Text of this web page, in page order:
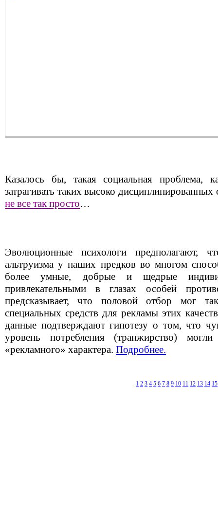
Казалось бы, такая социальная проблема,
затрагивать таких высоко
не все так просто…
Эволюционные психологи предполагают,
альтруизма у наших предков во многом
более умные, добрые и щедрые
привлекательными в глазах особей
предсказывает, что половой отбор мог
специальных средств для рекламы этих
данные подтверждают гипотезу о том, что
уровень потребления (транжирство)
«рекламного» характера. Подробнее.
1 2 3 4 5 6 7 8 9 10 11 12 13 14 15